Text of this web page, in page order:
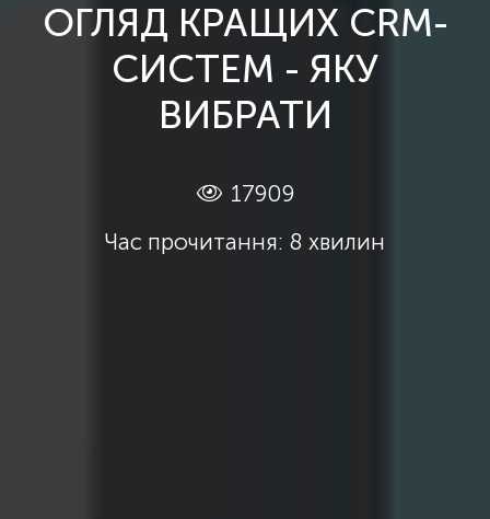
ОГЛЯД КРАЩИХ CRM-
СИСТЕМ - ЯКУ
ВИБРАТИ
17909
Час прочитання: 8 хвилин